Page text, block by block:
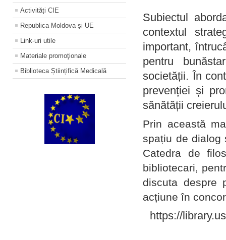
Activități CIE
Republica Moldova și UE
Link-uri utile
Materiale promoţionale
Biblioteca Științifică Medicală
Subiectul
contextul
important,
pentru
societății. În
prevenției și
sănătății
Prin această
spațiu de dialog
Catedra de
bibliotecari,
discuta despre
acțiune în
https://